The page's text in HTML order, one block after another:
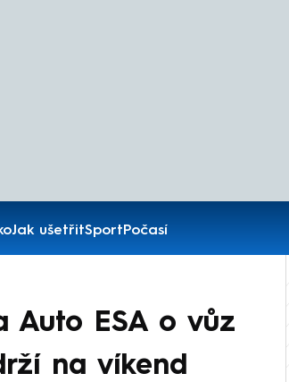
Jak ušetřitSportPočasí
Auto ESA o vůz
na víkend